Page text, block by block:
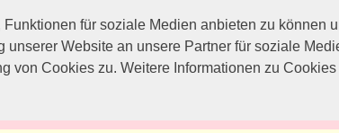
für soziale Medien anbieten zu können
Website an unsere Partner für soziale
von Cookies zu. Weitere Informationen zu